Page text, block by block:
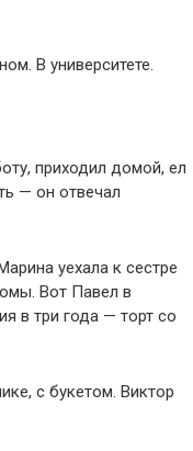
В университете.
приходил домой, ел
— он отвечал
уехала к сестре
Вот Павел в
в три года — торт со
с букетом. Виктор